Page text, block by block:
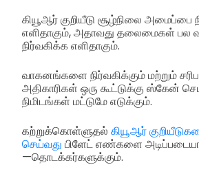
கியூஆர் குறியீடு சூழ்நிலை அமைப்பை
எளிதாகும், அதாவது தலைமைகள்
நிர்வகிக்க எளிதாகும்.
வாகனங்களை நிர்வகிக்கும் மற்றும்
அதிகாரிகள் ஒரு கூட்டுக்கு ஸ்கேன்
நிமிடங்கள் மட்டுமே எடுக்கும்.
கற்றுக்கொள்ளுதல் கியூஆர்
செய்வது பிளேட் எண்களை
—தொடக்கர்களுக்கும்.